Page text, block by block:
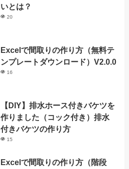
いとは？
20
Excelで間取りの作り方（無料テ
ンプレートダウンロード）V2.0.0
16
【DIY】排水ホース付きバケツを
作りました（コック付き）排水
付きバケツの作り方
15
Excelで間取りの作り方（階段